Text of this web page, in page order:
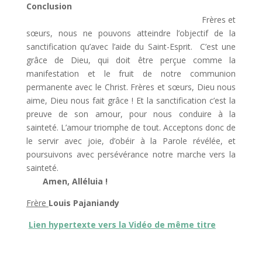
Conclusion
Frères et
sœurs, nous ne pouvons atteindre l’objectif de la
sanctification qu’avec l’aide du Saint-Esprit. C’est une
grâce de Dieu, qui doit être perçue comme la
manifestation et le fruit de notre communion
permanente avec le Christ. Frères et sœurs, Dieu nous
aime, Dieu nous fait grâce ! Et la sanctification c’est la
preuve de son amour, pour nous conduire à la
sainteté. L’amour triomphe de tout. Acceptons donc de
le servir avec joie, d’obéir à la Parole révélée, et
poursuivons avec persévérance notre marche vers la
sainteté.
Amen, Alléluia !
Frère Louis Pajaniandy
Lien hypertexte vers la Vidéo de même titre